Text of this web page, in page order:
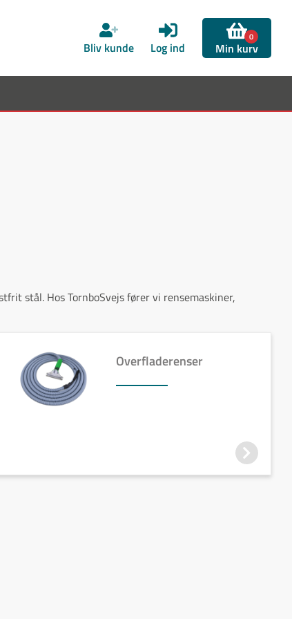
Bliv kunde Log ind
0
Min kurv
stål. Hos TornboSvejs fører vi rensemaskiner,
Overfladerenser